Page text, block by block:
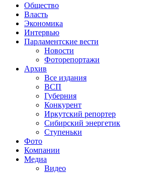
Общество
Власть
Экономика
Интервью
Парламентские вести
Новости
Фоторепортажи
Архив
Все издания
ВСП
Губерния
Конкурент
Иркутский репортер
Сибирский энергетик
Ступеньки
Фото
Компании
Медиа
Видео